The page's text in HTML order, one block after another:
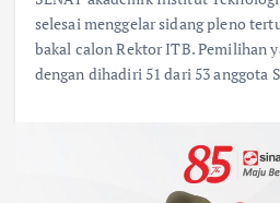
selesai menggelar sidang pleno
bakal calon Rektor ITB. Pemilihan
dengan dihadiri 51 dari 53 anggota